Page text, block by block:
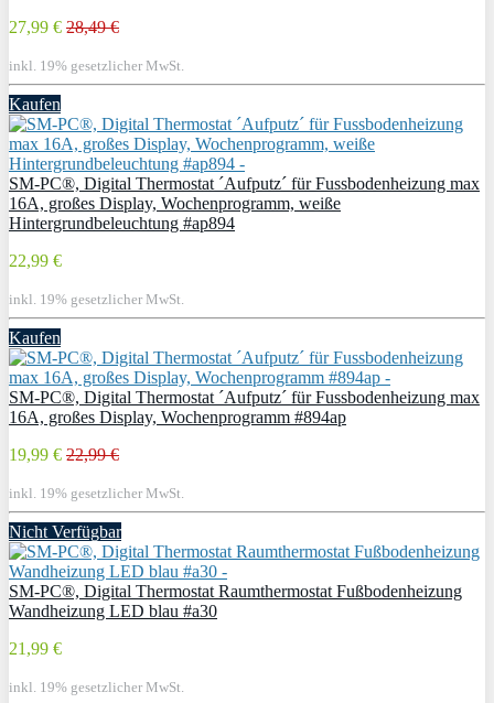
27,99 € 28,49 €
inkl. 19% gesetzlicher MwSt.
Kaufen
SM-PC®, Digital Thermostat ´Aufputz´ für Fussbodenheizung max
16A, großes Display, Wochenprogramm, weiße
Hintergrundbeleuchtung #ap894
22,99 €
inkl. 19% gesetzlicher MwSt.
Kaufen
SM-PC®, Digital Thermostat ´Aufputz´ für Fussbodenheizung max
16A, großes Display, Wochenprogramm #894ap
19,99 € 22,99 €
inkl. 19% gesetzlicher MwSt.
Nicht Verfügbar
SM-PC®, Digital Thermostat Raumthermostat Fußbodenheizung
Wandheizung LED blau #a30
21,99 €
inkl. 19% gesetzlicher MwSt.